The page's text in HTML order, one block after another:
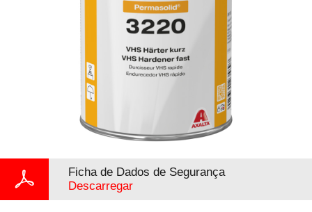
Ficha de Dados de Segurança
Descarregar